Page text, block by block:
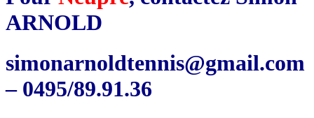
ARNOLD
simonarnoldtennis@gmail.com
– 0495/89.91.36